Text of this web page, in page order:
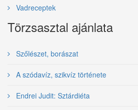
Vadreceptek
Törzsasztal ajánlata
Szőlészet, borászat
A szódavíz, szikvíz története
Endrei Judit: Sztárdiéta